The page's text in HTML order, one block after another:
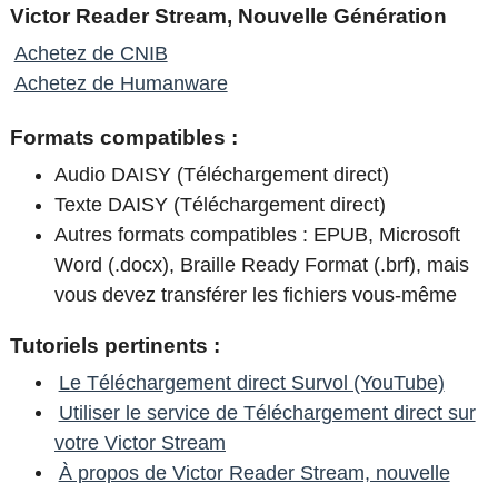
Victor Reader Stream, Nouvelle Génération
Achetez de CNIB
Achetez de Humanware
Formats compatibles :
Audio DAISY (Téléchargement direct)
Texte DAISY (Téléchargement direct)
Autres formats compatibles : EPUB, Microsoft
Word (.docx), Braille Ready Format (.brf), mais
vous devez transférer les fichiers vous-même
Tutoriels pertinents :
Le Téléchargement direct Survol (YouTube)
Utiliser le service de Téléchargement direct sur
votre Victor Stream
À propos de Victor Reader Stream, nouvelle